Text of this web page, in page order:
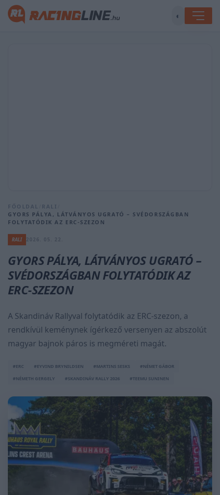
◐
FŐOLDAL RALI
GYORS PÁLYA, LÁTVÁNYOS UGRATÓ – SVÉDORSZÁGBAN
FOLYTATÓDIK AZ ERC-SZEZON
RALI
GYORS PÁLYA, LÁTVÁNYOS UGRATÓ –
SVÉDORSZÁGBAN FOLYTATÓDIK AZ
ERC-SZEZON
A Skandináv Rallyval folytatódik az ERC-szezon, a
rendkívül keménynek ígérkező versenyen az abszolút
magyar bajnok páros is megméreti magát.
#ERC #EYVIND BRYNILDSEN #MARTINS SESKS
#NÉMET GÁBOR
#NÉMETH GERGELY
#SKANDINÁV RALLY 2026 #TEEMU SUNINEN